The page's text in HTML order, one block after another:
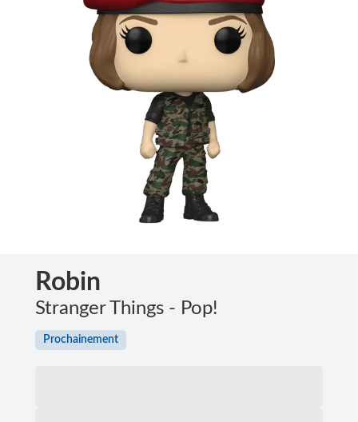
Robin
Stranger Things - Pop!
Prochainement